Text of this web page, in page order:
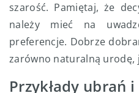
szarość. Pamiętaj, że
należy mieć na
preferencje. Dobrze
zarówno naturalną urodę,
Przykłady ubrań